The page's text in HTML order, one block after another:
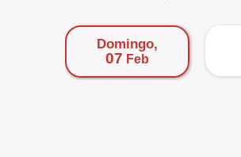
Domingo,
07 Feb